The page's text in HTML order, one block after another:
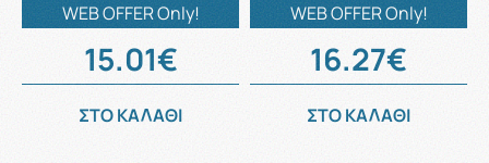
WEB OFFER Only!
15.01€
ΣΤΟ ΚΑΛΑΘΙ
WEB OFFER Only!
16.27€
ΣΤΟ ΚΑΛΑΘΙ